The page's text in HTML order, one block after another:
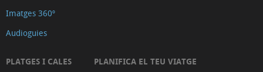
Imatges 360º
Audioguies
PLATGES I CALES PLANIFICA EL TEU VIATGE